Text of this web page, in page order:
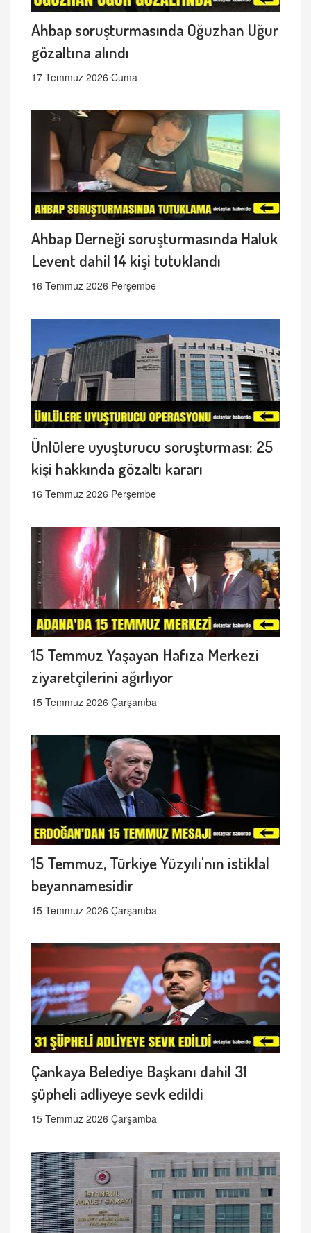
Ahbap soruşturmasında Oğuzhan Uğur
gözaltına alındı
17 Temmuz 2026 Cuma
Ahbap Derneği soruşturmasında Haluk
Levent dahil 14 kişi tutuklandı
16 Temmuz 2026 Perşembe
Ünlülere uyuşturucu soruşturması: 25
kişi hakkında gözaltı kararı
16 Temmuz 2026 Perşembe
15 Temmuz Yaşayan Hafıza Merkezi
ziyaretçilerini ağırlıyor
15 Temmuz 2026 Çarşamba
15 Temmuz, Türkiye Yüzyılı'nın istiklal
beyannamesidir
15 Temmuz 2026 Çarşamba
Çankaya Belediye Başkanı dahil 31
şüpheli adliyeye sevk edildi
15 Temmuz 2026 Çarşamba